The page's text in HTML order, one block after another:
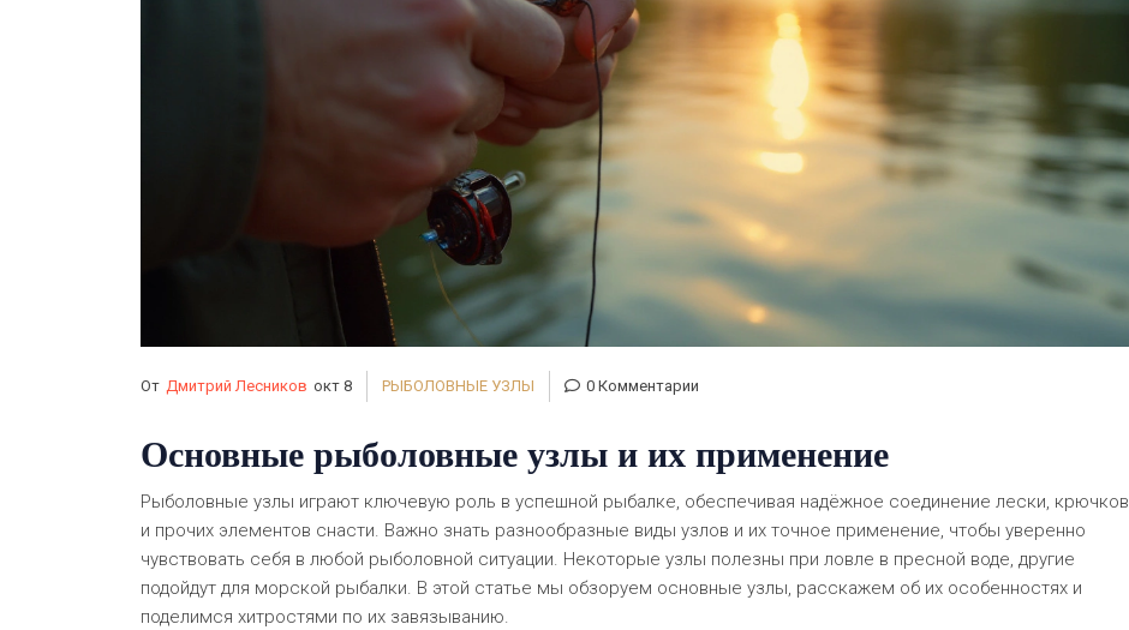
От Дмитрий Лесников окт 8 РЫБОЛОВНЫЕ УЗЛЫ 0 Комментарии
Основные рыболовные узлы и их применение
Рыболовные узлы играют ключевую роль в успешной рыбалке, обеспечивая надёжное соединение лески, крючков
и прочих элементов снасти. Важно знать разнообразные виды узлов и их точное применение, чтобы уверенно
чувствовать себя в любой рыболовной ситуации. Некоторые узлы полезны при ловле в пресной воде, другие
подойдут для морской рыбалки. В этой статье мы обзоруем основные узлы, расскажем об их особенностях и
поделимся хитростями по их завязыванию.